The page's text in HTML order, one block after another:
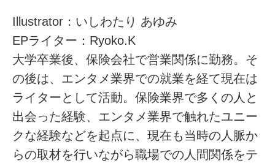
Illustrator：いしわたり あゆみ
EPライター：Ryoko.K
大学卒業後、保険会社で営業関係に勤務。そ
の後は、エンタメ業界での就業を経て現在は
ライターとして活動。保険業界で多くの人と
出会った経験、エンタメ業界で触れたユニー
クな経験などを起点に、現在も当時の人脈か
らの取材を行いながら職場での人間関係をテ